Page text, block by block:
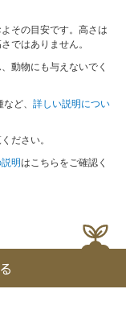
その目安です。高さは
ではありません。
動物にも与えないでく
など、詳しい説明につい
ださい。
明はこちらをご確認く